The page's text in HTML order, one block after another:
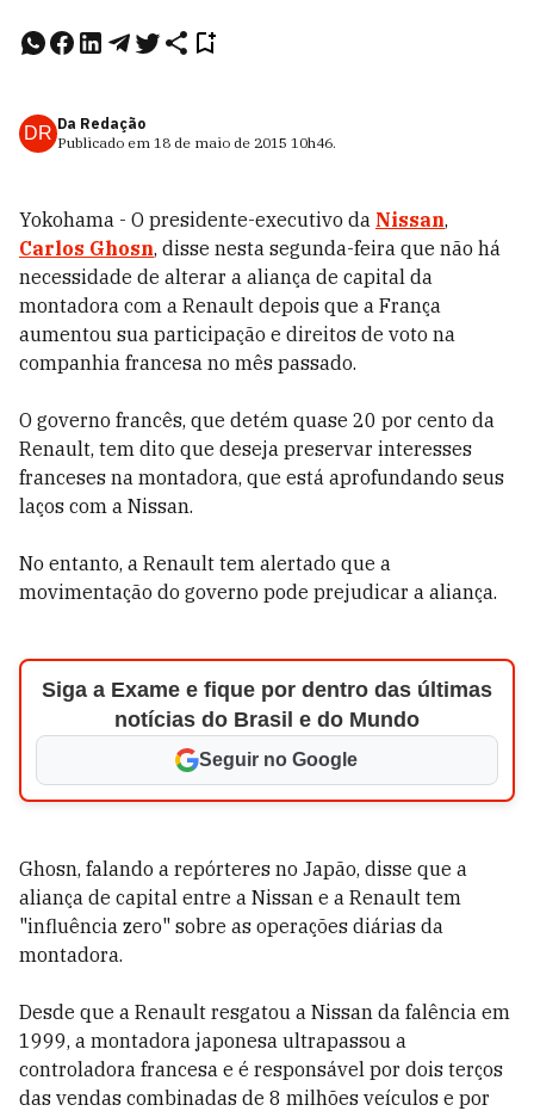
DR Da Redação
Publicado em 18 de maio de 2015 10h46.
Yokohama - O presidente-executivo da Nissan,
Carlos Ghosn, disse nesta segunda-feira que não há
necessidade de alterar a aliança de capital da
montadora com a Renault depois que a França
aumentou sua participação e direitos de voto na
companhia francesa no mês passado.
O governo francês, que detém quase 20 por cento da
Renault, tem dito que deseja preservar interesses
franceses na montadora, que está aprofundando seus
laços com a Nissan.
No entanto, a Renault tem alertado que a
movimentação do governo pode prejudicar a aliança.
Siga a Exame e fique por dentro das últimas
notícias do Brasil e do Mundo
Seguir no Google
Ghosn, falando a repórteres no Japão, disse que a
aliança de capital entre a Nissan e a Renault tem
"influência zero" sobre as operações diárias da
montadora.
Desde que a Renault resgatou a Nissan da falência em
1999, a montadora japonesa ultrapassou a
controladora francesa e é responsável por dois terços
das vendas combinadas de 8 milhões veículos e por